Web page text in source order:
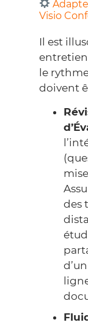
Visio
Il est
entretien
le
doivent
des